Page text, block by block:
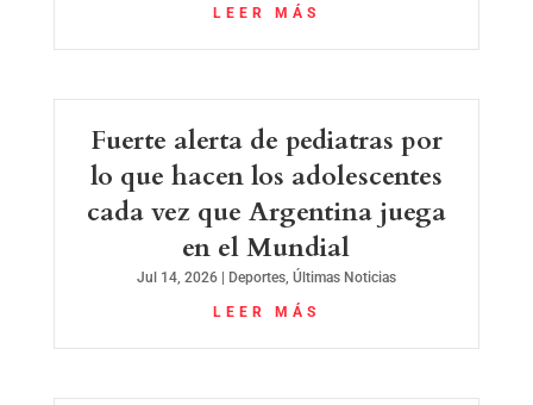
LEER MÁS
Fuerte alerta de pediatras por
lo que hacen los adolescentes
cada vez que Argentina juega
en el Mundial
Jul 14, 2026| Deportes, Últimas Noticias
LEER MÁS